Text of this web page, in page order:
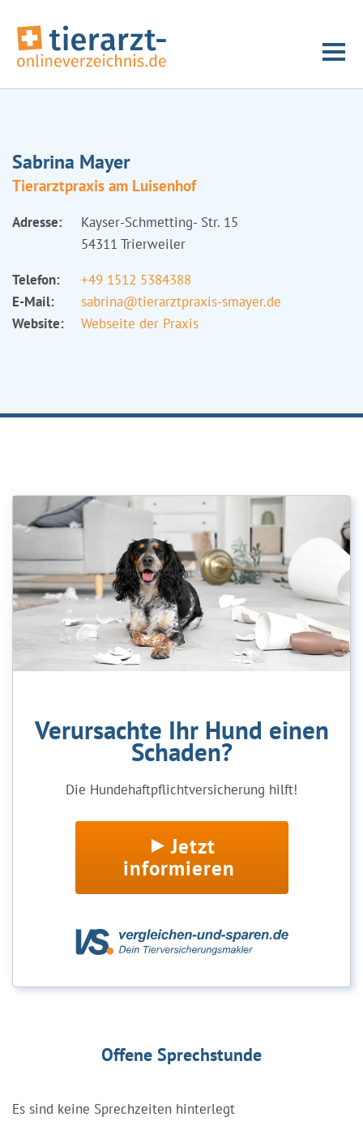
Sabrina Mayer
Tierarztpraxis am Luisenhof
Adresse:
Kayser-Schmetting- Str. 15
54311 Trierweiler
Telefon:
+49 1512 5384388
E-Mail:
sabrina@tierarztpraxis-smayer.de
Website:
Webseite der Praxis
Verursachte Ihr Hund einen
Schaden?
Die Hundehaftpflichtversicherung hilft!
Jetzt
informieren
Offene Sprechstunde
Es sind keine Sprechzeiten hinterlegt